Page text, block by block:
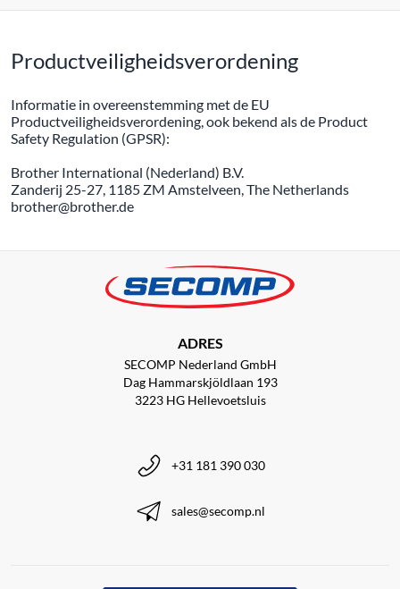
Productveiligheidsverordening
Informatie in overeenstemming met de EU
Productveiligheidsverordening, ook bekend als de Product
Safety Regulation (GPSR):
Brother International (Nederland) B.V.
Zanderij 25-27, 1185 ZM Amstelveen, The Netherlands
brother@brother.de
ADRES
SECOMP Nederland GmbH
Dag Hammarskjöldlaan 193
3223 HG Hellevoetsluis
+31 181 390 030
sales@secomp.nl